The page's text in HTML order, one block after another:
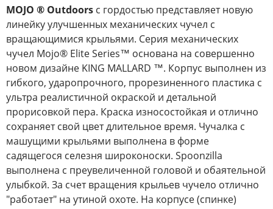
MOJO ® Outdoors с гордостью представляет новую
линейку улучшенных механических чучел с
вращающимися крыльями. Серия механических
чучел Mojo® Elite Series™ основана на совершенно
новом дизайне KING MALLARD ™. Корпус выполнен из
гибкого, ударопрочного, прорезиненного пластика с
ультра реалистичной окраской и детальной
прорисовкой пера. Краска износостойкая и отлично
сохраняет свой цвет длительное время. Чучалка с
машущими крыльями выполнена в форме
садящегося селезня широконоски. Spoonzilla
выполнена с преувеличенной головой и обаятельной
улыбкой. За счет вращения крыльев чучело отлично
"работает" на утиной охоте. На корпусе (спинке)